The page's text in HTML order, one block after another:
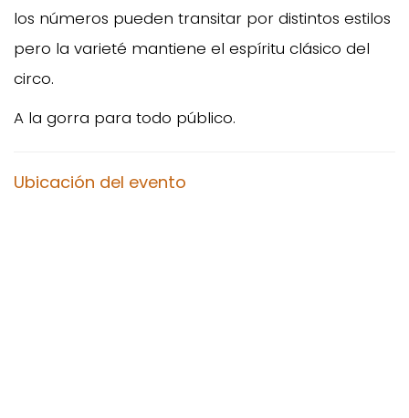
los números pueden transitar por distintos estilos
pero la varieté mantiene el espíritu clásico del
circo.
A la gorra para todo público.
Ubicación del evento